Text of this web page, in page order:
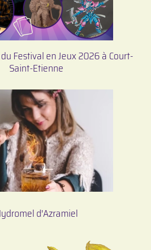
Festival en Jeux 2026 à Court-
Saint-Etienne
d'Azramiel